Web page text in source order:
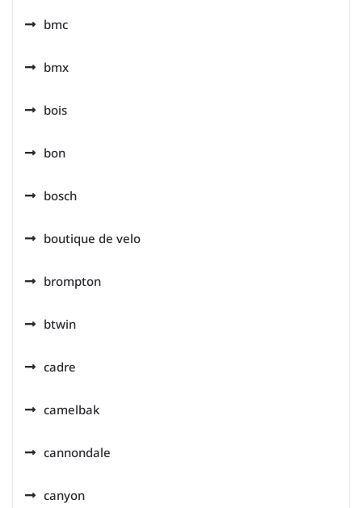
bmc
bmx
bois
bon
bosch
boutique de velo
brompton
btwin
cadre
camelbak
cannondale
canyon